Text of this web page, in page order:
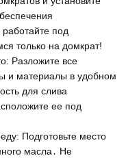
под
только на домкрат!
Разложите все
и материалы в удобном
для слива
ее под
Подготовьте место
масла․ Не